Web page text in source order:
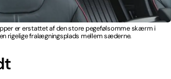
er erstattet af den store pegefølsomme skærm i
rigelige fralægningsplads mellem sæderne.